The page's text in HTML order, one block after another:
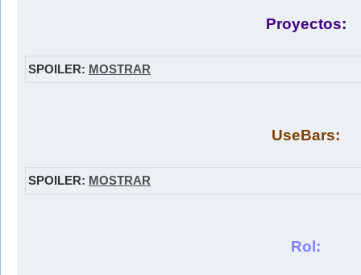
Proyectos:
SPOILER: MOSTRAR
UseBars:
SPOILER: MOSTRAR
Rol: